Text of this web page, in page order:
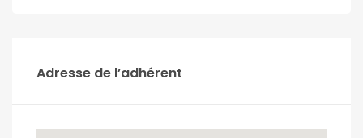
Adresse de l’adhérent